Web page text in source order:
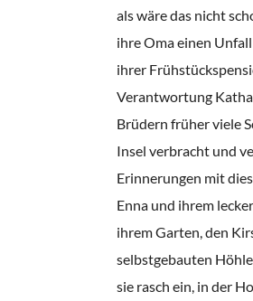
als wäre das nicht
ihre Oma einen
ihrer
Verantwortung
Brüdern früher viele
Insel verbracht und
Erinnerungen mit
Enna und ihrem
ihrem Garten, den
selbstgebauten
sie rasch ein, in der